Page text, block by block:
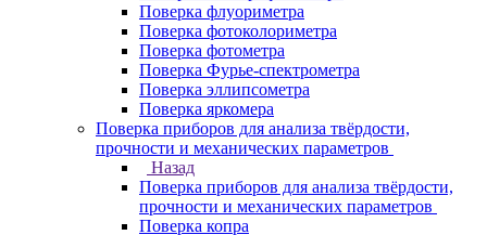
Поверка флуориметра
Поверка фотоколориметра
Поверка фотометра
Поверка Фурье-спектрометра
Поверка эллипсометра
Поверка яркомера
Поверка приборов для анализа твёрдости,
прочности и механических параметров
Назад
Поверка приборов для анализа твёрдости,
прочности и механических параметров
Поверка копра